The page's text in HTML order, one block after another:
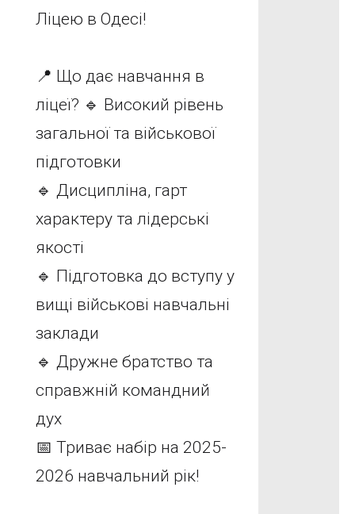
Ліцею в Одесі!
📍 Що дає навчання в
ліцеї? 🔹 Високий рівень
загальної та військової
підготовки
🔹 Дисципліна, гарт
характеру та лідерські
якості
🔹 Підготовка до вступу у
вищі військові навчальні
заклади
🔹 Дружне братство та
справжній командний
дух
📅 Триває набір на 2025-
2026 навчальний рік!